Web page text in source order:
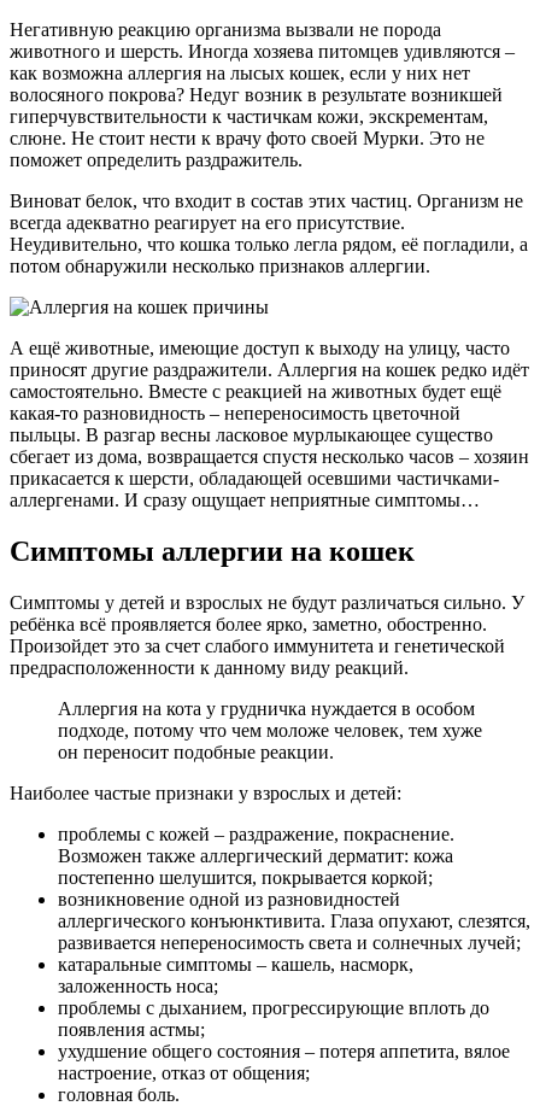
Негативную реакцию организма вызвали не порода
животного и шерсть. Иногда хозяева питомцев удивляются –
как возможна аллергия на лысых кошек, если у них нет
волосяного покрова? Недуг возник в результате возникшей
гиперчувствительности к частичкам кожи, экскрементам,
слюне. Не стоит нести к врачу фото своей Мурки. Это не
поможет определить раздражитель.
Виноват белок, что входит в состав этих частиц. Организм не
всегда адекватно реагирует на его присутствие.
Неудивительно, что кошка только легла рядом, её погладили, а
потом обнаружили несколько признаков аллергии.
А ещё животные, имеющие доступ к выходу на улицу, часто
приносят другие раздражители. Аллергия на кошек редко идёт
самостоятельно. Вместе с реакцией на животных будет ещё
какая-то разновидность – непереносимость цветочной
пыльцы. В разгар весны ласковое мурлыкающее существо
сбегает из дома, возвращается спустя несколько часов – хозяин
прикасается к шерсти, обладающей осевшими частичками-
аллергенами. И сразу ощущает неприятные симптомы…
Симптомы аллергии на кошек
Симптомы у детей и взрослых не будут различаться сильно. У
ребёнка всё проявляется более ярко, заметно, обостренно.
Произойдет это за счет слабого иммунитета и генетической
предрасположенности к данному виду реакций.
Аллергия на кота у грудничка нуждается в особом
подходе, потому что чем моложе человек, тем хуже
он переносит подобные реакции.
Наиболее частые признаки у взрослых и детей:
проблемы с кожей – раздражение, покраснение.
Возможен также аллергический дерматит: кожа
постепенно шелушится, покрывается коркой;
возникновение одной из разновидностей
аллергического конъюнктивита. Глаза опухают, слезятся,
развивается непереносимость света и солнечных лучей;
катаральные симптомы – кашель, насморк,
заложенность носа;
проблемы с дыханием, прогрессирующие вплоть до
появления астмы;
ухудшение общего состояния – потеря аппетита, вялое
настроение, отказ от общения;
головная боль.